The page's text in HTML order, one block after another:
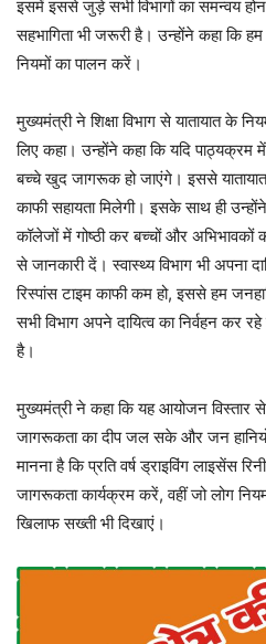
इसमें इससे जुड़े सभी विभागों का समन्वय
सहभागिता भी जरूरी है। उन्होंने कहा कि
नियमों का पालन करें।
मुख्यमंत्री ने शिक्षा विभाग से यातायात के
लिए कहा। उन्होंने कहा कि यदि पाठ्यक्रम
बच्चे खुद जागरूक हो जाएंगे। इससे
काफी सहायता मिलेगी। इसके साथ ही
कॉलेजों में गोष्ठी कर बच्चों और अभिभावकों
से जानकारी दें। स्वास्थ्य विभाग भी अपना
रिस्पांस टाइम काफी कम हो, इससे हम
सभी विभाग अपने दायित्व का निर्वहन कर
है।
मुख्यमंत्री ने कहा कि यह आयोजन विस्तार
जागरूकता का दीप जल सके और जन
मानना है कि प्रति वर्ष ड्राइविंग लाइसेंस
जागरूकता कार्यक्रम करें, वहीं जो लोग
खिलाफ सख्ती भी दिखाएं।